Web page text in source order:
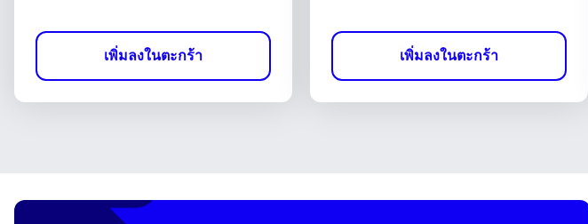
เพิ่มลงในตะกร้า เพิ่มลงในตะกร้า